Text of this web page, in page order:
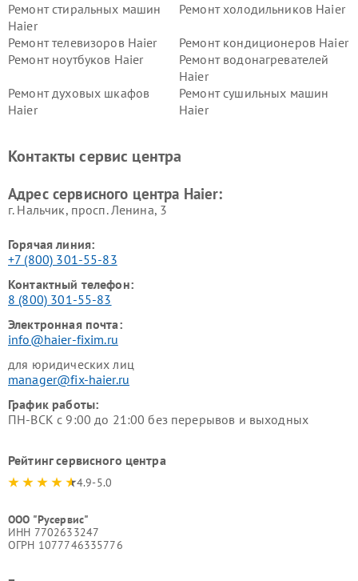
Ремонт стиральных машин
Haier
Ремонт холодильников Haier
Ремонт телевизоров Haier
Ремонт кондиционеров Haier
Ремонт ноутбуков Haier
Ремонт водонагревателей
Haier
Ремонт духовых шкафов
Haier
Ремонт сушильных машин
Haier
Ремонт роботов-пылесосов
Ремонт посудомоечных
Контакты сервис центра
Адрес сервисного центра Haier:
г. Нальчик, просп. Ленина, 3
Горячая линия:
+7 (800) 301-55-83
Контактный телефон:
8 (800) 301-55-83
Электронная почта:
info@haier-fixim.ru
для юридических лиц
manager@fix-haier.ru
График работы:
ПН-ВСК с 9:00 до 21:00 без перерывов и выходных
Рейтинг сервисного центра
4.9-5.0
ООО "Русервис"
ИНН 7702633247
ОГРН 1077746335776